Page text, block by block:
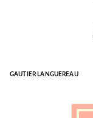
GAUTIER LANGUEREAU